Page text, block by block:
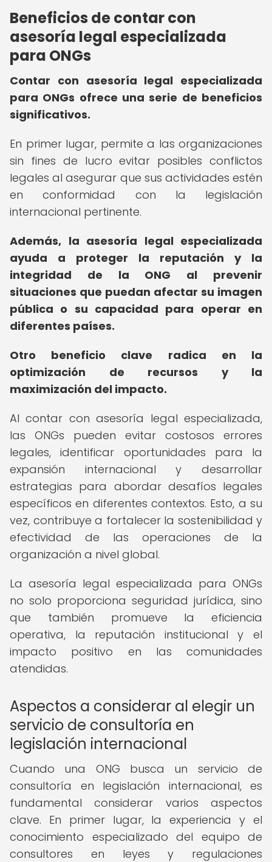
Beneficios de contar con
asesoría legal especializada
para ONGs
Contar con asesoría legal especializada
para ONGs ofrece una serie de beneficios
significativos.
En primer lugar, permite a las organizaciones
sin fines de lucro evitar posibles conflictos
legales al asegurar que sus actividades estén
en conformidad con la legislación
internacional pertinente.
Además, la asesoría legal especializada
ayuda a proteger la reputación y la
integridad de la ONG al prevenir
situaciones que puedan afectar su imagen
pública o su capacidad para operar en
diferentes países.
Otro beneficio clave radica en la
optimización de recursos y la
maximización del impacto.
Al contar con asesoría legal especializada,
las ONGs pueden evitar costosos errores
legales, identificar oportunidades para la
expansión internacional y desarrollar
estrategias para abordar desafíos legales
específicos en diferentes contextos. Esto, a su
vez, contribuye a fortalecer la sostenibilidad y
efectividad de las operaciones de la
organización a nivel global.
La asesoría legal especializada para ONGs
no solo proporciona seguridad jurídica, sino
que también promueve la eficiencia
operativa, la reputación institucional y el
impacto positivo en las comunidades
atendidas.
Aspectos a considerar al elegir un
servicio de consultoría en
legislación internacional
Cuando una ONG busca un servicio de
consultoría en legislación internacional, es
fundamental considerar varios aspectos
clave. En primer lugar, la experiencia y el
conocimiento especializado del equipo de
consultores en leyes y regulaciones